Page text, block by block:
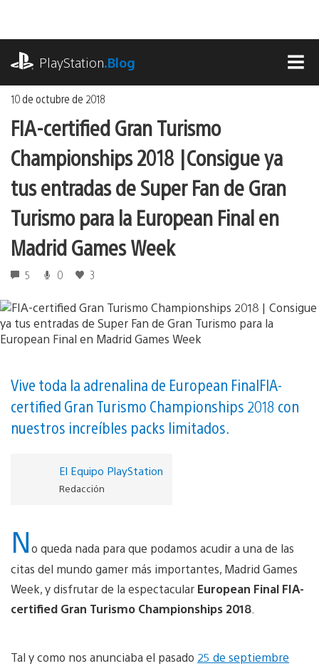
contenido
PlayStation.Blog
10 de octubre de 2018
FIA-certified Gran Turismo
Championships 2018 | Consigue ya
tus entradas de Super Fan de Gran
Turismo para la European Final en
Madrid Games Week
5 0 3
Vive toda la adrenalina de European Final FIA-
certified Gran Turismo Championships 2018 con
nuestros increíbles packs limitados.
El Equipo PlayStation
Redacción
No queda nada para que podamos acudir a una de las
citas del mundo gamer más importantes, Madrid Games
Week, y disfrutar de la espectacular European Final FIA-
certified Gran Turismo Championships 2018
Tal y como nos anunciaba el pasado 25 de septiembre